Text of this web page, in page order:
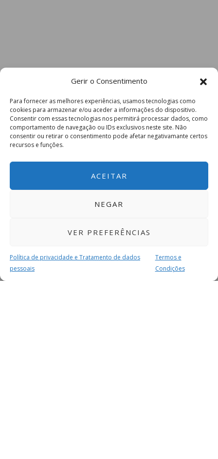
Gerir o Consentimento
Para fornecer as melhores experiências, usamos tecnologias como
cookies para armazenar e/ou aceder a informações do dispositivo.
Consentir com essas tecnologias nos permitirá processar dados, como
comportamento de navegação ou IDs exclusivos neste site. Não
consentir ou retirar o consentimento pode afetar negativamante certos
recursos e funções.
ACEITAR
NEGAR
VER PREFERÊNCIAS
Política de privacidade e Tratamento de dados
pessoais
Termos e
Condições